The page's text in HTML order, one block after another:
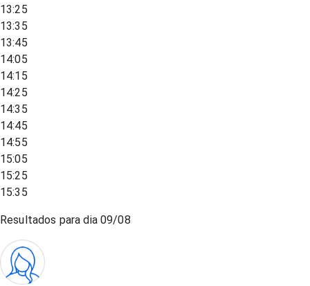
13:25
13:35
13:45
14:05
14:15
14:25
14:35
14:45
14:55
15:05
15:25
15:35
Resultados para dia09/08